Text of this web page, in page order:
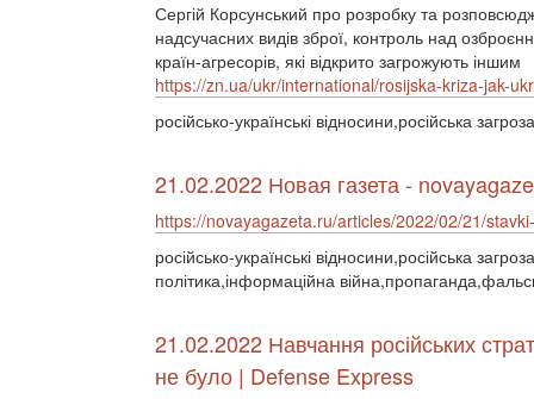
Сергій Корсунський про розробку та
надсучасних видів зброї, контроль над
країн-агресорів, які відкрито загрожують іншим
https://zn.ua/ukr/international/rosijska-kriza-jak-
російсько-українські відносини,російська
21.02.2022 Новая газета -
https://novayagazeta.ru/articles/2022/02/21/
російсько-українські відносини,російська
політика,інформаційна
21.02.2022 Навчання російських
не було | Defense Express